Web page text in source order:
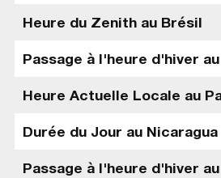
Heure du Zenith au Brésil
Passage à l'heure d'hiver
Heure Actuelle Locale au
Durée du Jour au Nicaragua
Passage à l'heure d'hiver au